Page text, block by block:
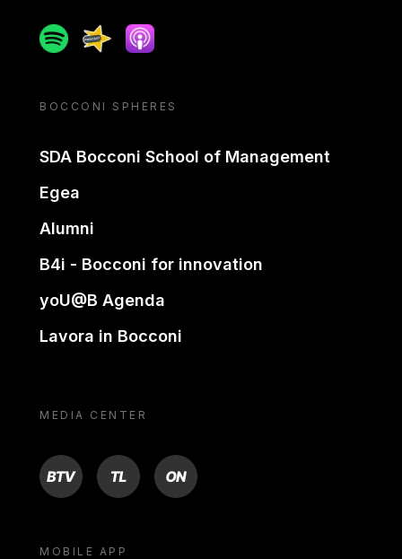
SpotifySpreakerApple podcast
BOCCONI SPHERES
SDA Bocconi School of Management
Egea
Alumni
B4i - Bocconi for innovation
yoU@B Agenda
Lavora in Bocconi
MEDIA CENTER
BTV TL ON
MOBILE APP